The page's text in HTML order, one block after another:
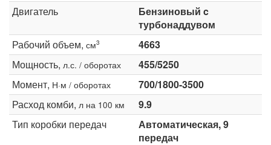
Двигатель
Бензиновый c
турбонаддувом
Рабочий объем, см3
4663
Мощность, л.с. / оборотах
455/5250
Момент, Н·м / оборотах
700/1800-3500
Расход комби, л на 100 км
9.9
Тип коробки передач
Автоматическая, 9
передач